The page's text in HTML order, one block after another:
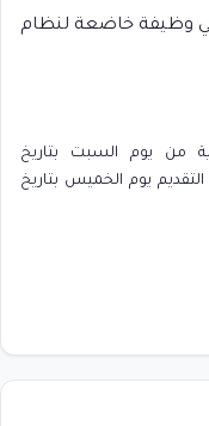
وظيفة خاضعة لنظام
من يوم السبت بتاريخ
2023/04/08م وينتهي التقديم يوم الخميس بتاريخ